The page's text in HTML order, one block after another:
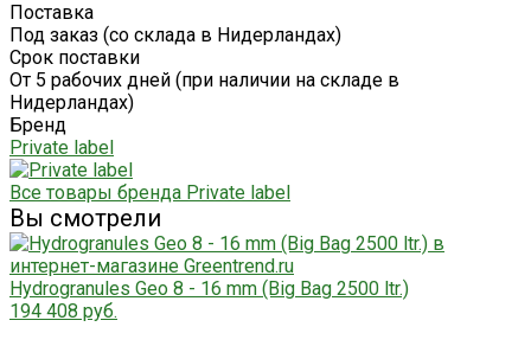
Поставка
Под заказ (со склада в Нидерландах)
Срок поставки
От 5 рабочих дней (при наличии на складе в
Нидерландах)
Бренд
Private label
Все товары бренда Private label
Вы смотрели
Hydrogranules Geo 8 - 16 mm (Big Bag 2500 ltr.)
194 408 руб.